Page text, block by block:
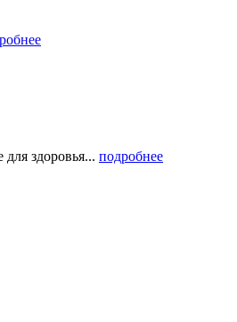
здоровья... подробнее